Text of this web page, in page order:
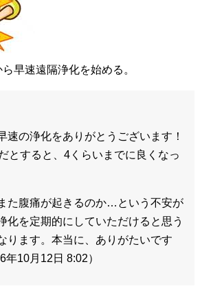
早速遠隔浄化を始める。
速の浄化をありがとうございます！
とすると、4くらいまでに良くなっ
た腹痛が起きるのか…という不安が
化を定期的にしていただけると思う
ります。本当に、ありがたいです
10月12日 8:02）